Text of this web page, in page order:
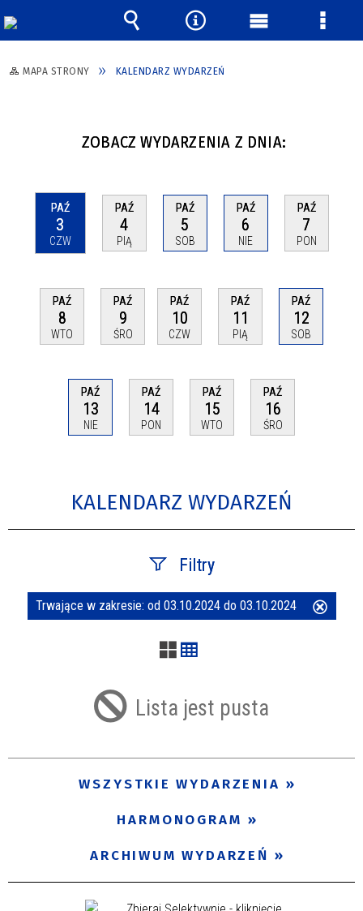
MAPA STRONY KALENDARZ WYDARZEŃ
ZOBACZ WYDARZENIA Z DNIA:
PAŹ
3
CZW
PAŹ
4
PIĄ
PAŹ
5
SOB
PAŹ
6
NIE
PAŹ
7
PON
PAŹ
8
WTO
PAŹ
9
ŚRO
PAŹ
10
CZW
PAŹ
11
PIĄ
PAŹ
12
SOB
PAŹ
13
NIE
PAŹ
14
PON
PAŹ
15
WTO
PAŹ
16
ŚRO
KALENDARZ WYDARZEŃ
Filtry
Szukana fraza
Trwające w zakresie: od 03.10.2024 do 03.10.2024
Lista jest pusta
WSZYSTKIE WYDARZENIA
HARMONOGRAM
ARCHIWUM WYDARZEŃ
Wyszukiwarka
NarzędziaMenu
Menu